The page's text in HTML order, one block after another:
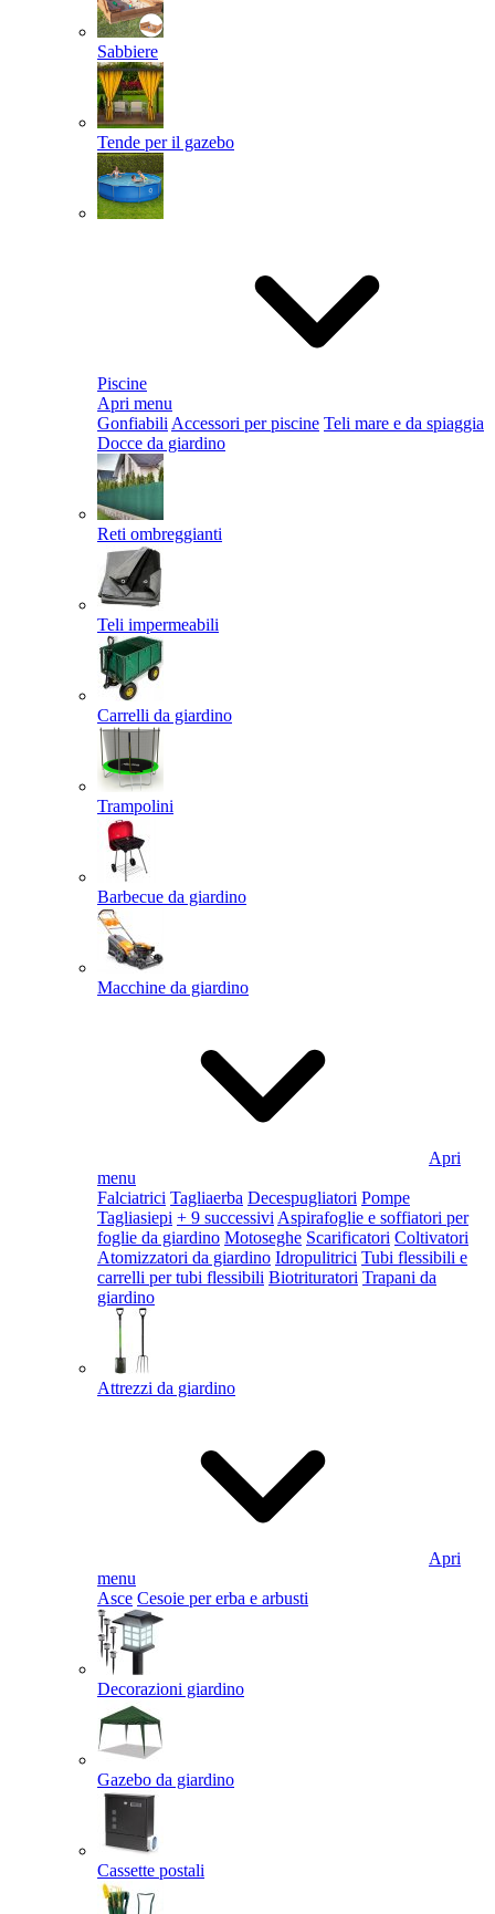
Sabbiere
Tende per il gazebo
Piscine
Apri menu
Gonfiabili Accessori per piscine Teli mare e da spiaggia
Docce da giardino
Reti ombreggianti
Teli impermeabili
Carrelli da giardino
Trampolini
Barbecue da giardino
Macchine da giardino
Apri
menu
Falciatrici Tagliaerba Decespugliatori Pompe
Tagliasiepi + 9 successivi Aspirafoglie e soffiatori per
foglie da giardino Motoseghe Scarificatori Coltivatori
Atomizzatori da giardino Idropulitrici Tubi flessibili e
carrelli per tubi flessibili Biotrituratori Trapani da
giardino
Attrezzi da giardino
Apri
menu
Asce Cesoie per erba e arbusti
Decorazioni giardino
Gazebo da giardino
Cassette postali